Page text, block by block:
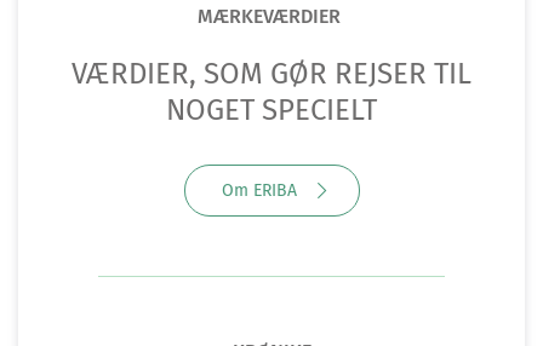
MÆRKEVÆRDIER
VÆRDIER, SOM GØR REJSER TIL
NOGET SPECIELT
Om ERIBA